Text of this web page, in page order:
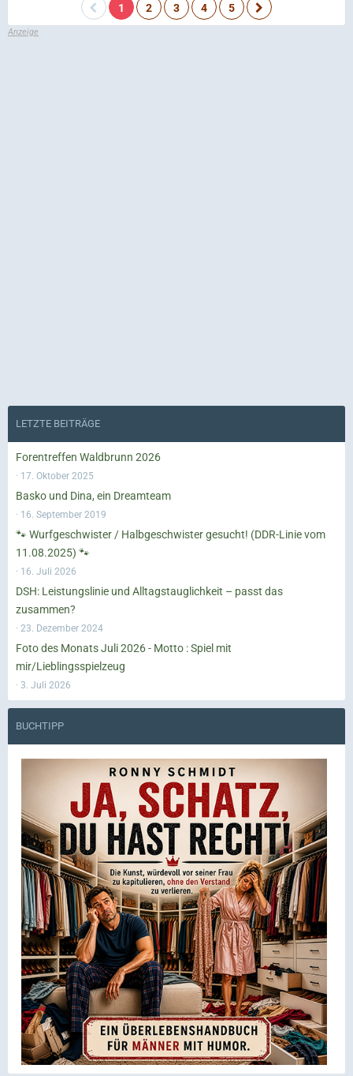
1 2 3 4 5
LETZTE BEITRÄGE
Forentreffen Waldbrunn 2026
17. Oktober 2025
Basko und Dina, ein Dreamteam
16. September 2019
🐾 Wurfgeschwister / Halbgeschwister gesucht! (DDR-Linie vom
11.08.2025) 🐾
16. Juli 2026
DSH: Leistungslinie und Alltagstauglichkeit – passt das
zusammen?
23. Dezember 2024
Foto des Monats Juli 2026 - Motto : Spiel mit
mir/Lieblingsspielzeug
3. Juli 2026
BUCHTIPP